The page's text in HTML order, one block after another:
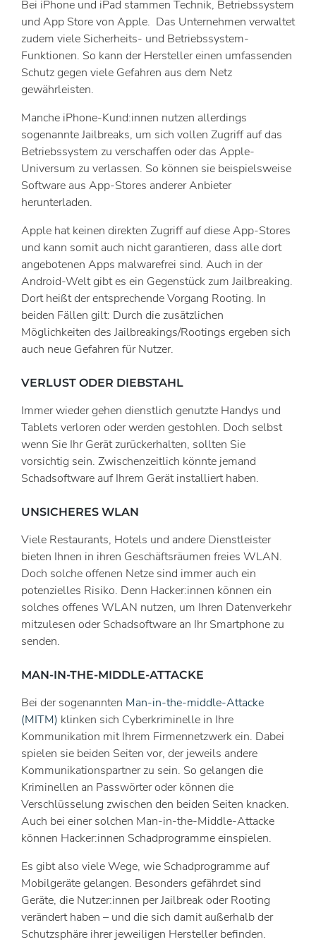
Bei iPhone und iPad stammen Technik, Betriebssystem
und App Store von Apple. Das Unternehmen verwaltet
zudem viele Sicherheits- und Betriebssystem-
Funktionen. So kann der Hersteller einen umfassenden
Schutz gegen viele Gefahren aus dem Netz
gewährleisten.
Manche iPhone-Kund:innen nutzen allerdings
sogenannte Jailbreaks, um sich vollen Zugriff auf das
Betriebssystem zu verschaffen oder das Apple-
Universum zu verlassen. So können sie beispielsweise
Software aus App-Stores anderer Anbieter
herunterladen.
Apple hat keinen direkten Zugriff auf diese App-Stores
und kann somit auch nicht garantieren, dass alle dort
angebotenen Apps malwarefrei sind. Auch in der
Android-Welt gibt es ein Gegenstück zum Jailbreaking.
Dort heißt der entsprechende Vorgang Rooting. In
beiden Fällen gilt: Durch die zusätzlichen
Möglichkeiten des Jailbreakings/Rootings ergeben sich
auch neue Gefahren für Nutzer.
VERLUST ODER DIEBSTAHL
Immer wieder gehen dienstlich genutzte Handys und
Tablets verloren oder werden gestohlen. Doch selbst
wenn Sie Ihr Gerät zurückerhalten, sollten Sie
vorsichtig sein. Zwischenzeitlich könnte jemand
Schadsoftware auf Ihrem Gerät installiert haben.
UNSICHERES WLAN
Viele Restaurants, Hotels und andere Dienstleister
bieten Ihnen in ihren Geschäftsräumen freies WLAN.
Doch solche offenen Netze sind immer auch ein
potenzielles Risiko. Denn Hacker:innen können ein
solches offenes WLAN nutzen, um Ihren Datenverkehr
mitzulesen oder Schadsoftware an Ihr Smartphone zu
senden.
MAN-IN-THE-MIDDLE-ATTACKE
Bei der sogenannten Man-in-the-middle-Attacke
(MITM) klinken sich Cyberkriminelle in Ihre
Kommunikation mit Ihrem Firmennetzwerk ein. Dabei
spielen sie beiden Seiten vor, der jeweils andere
Kommunikationspartner zu sein. So gelangen die
Kriminellen an Passwörter oder können die
Verschlüsselung zwischen den beiden Seiten knacken.
Auch bei einer solchen Man-in-the-Middle-Attacke
können Hacker:innen Schadprogramme einspielen.
Es gibt also viele Wege, wie Schadprogramme auf
Mobilgeräte gelangen. Besonders gefährdet sind
Geräte, die Nutzer:innen per Jailbreak oder Rooting
verändert haben – und die sich damit außerhalb der
Schutzsphäre ihrer jeweiligen Hersteller befinden.